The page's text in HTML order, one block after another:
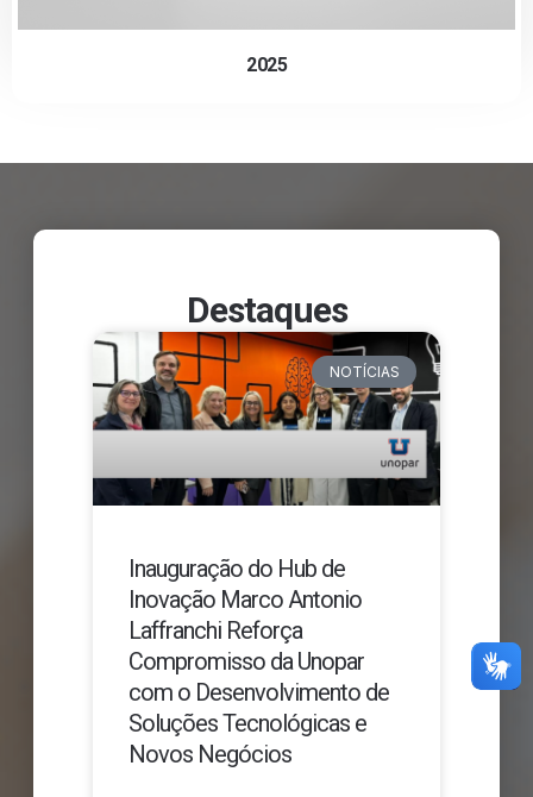
2025
Destaques
NOTÍCIAS
Inauguração do Hub de
Inovação Marco Antonio
Laffranchi Reforça
Compromisso da Unopar
com o Desenvolvimento de
Soluções Tecnológicas e
Novos Negócios